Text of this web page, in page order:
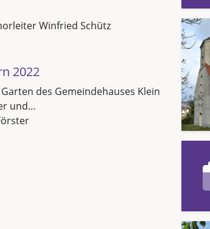
Winfried Schütz
2022
des Gemeindehauses Klein
und…